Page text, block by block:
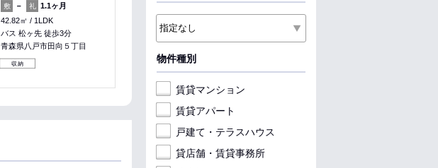
敷 － 礼 1.1ヶ月
42.82㎡
1LDK
バス 松ヶ先 徒歩3分
青森県八戸市田向５丁目
収納
1.5ヶ月
本八戸駅 徒歩6分
収納
－
1.1ヶ月
長苗代駅 徒歩7分
物件種別
賃貸マンション
賃貸アパート
戸建て・テラスハウス
貸店舗・賃貸事務所